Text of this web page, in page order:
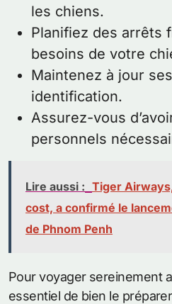
les chiens.
Planifiez des arrêts
besoins de votre
Maintenez à jour
identification.
Assurez-vous
personnels
Lire aussi : Tiger
cost, a confirmé le
de Phnom Penh
Pour voyager sereinement
essentiel de bien le